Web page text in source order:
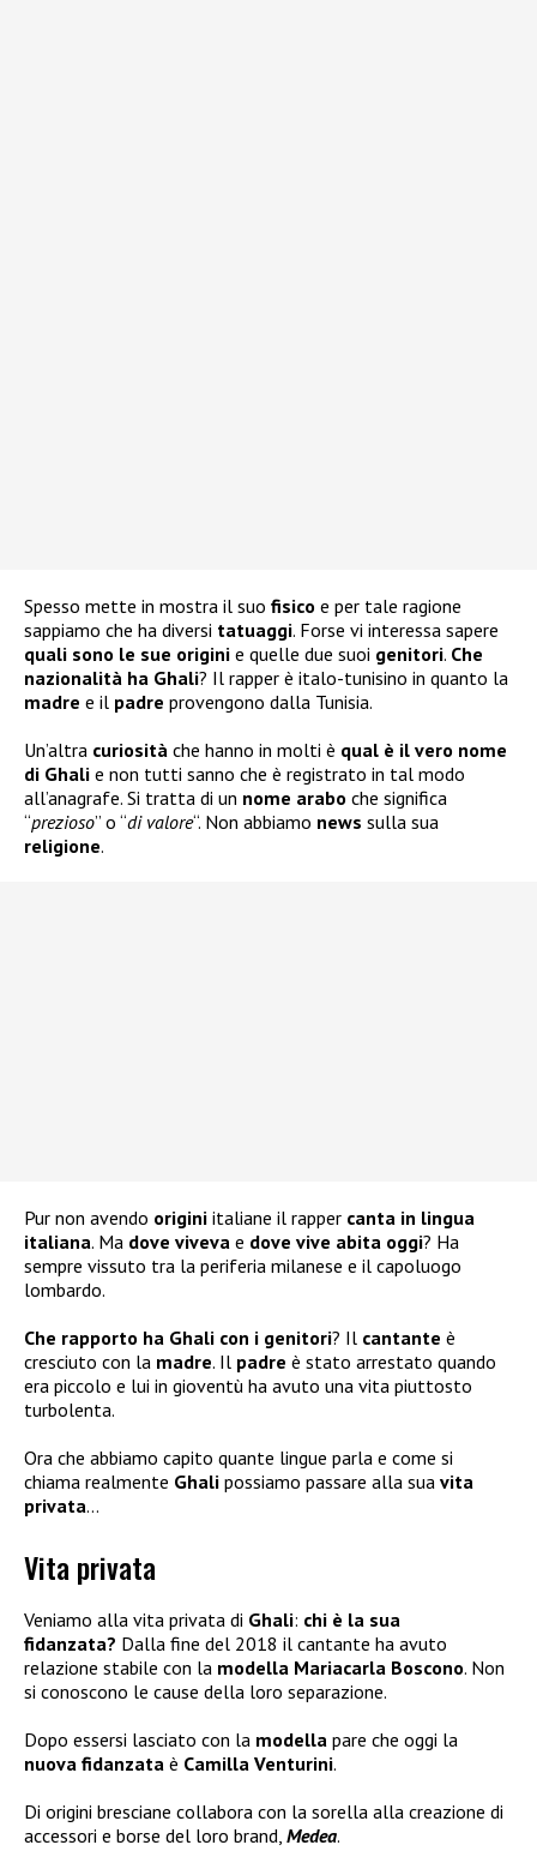
Spesso mette in mostra il suo fisico e per tale ragione
sappiamo che ha diversi tatuaggi. Forse vi interessa sapere
quali sono le sue origini e quelle due suoi genitori. Che
nazionalità ha Ghali? Il rapper è italo-tunisino in quanto la
madre e il padre provengono dalla Tunisia.
Un’altra curiosità che hanno in molti è qual è il vero nome
di Ghali e non tutti sanno che è registrato in tal modo
all’anagrafe. Si tratta di un nome arabo che significa
“prezioso” o “di valore“. Non abbiamo news sulla sua
religione.
Pur non avendo origini italiane il rapper canta in lingua
italiana. Ma dove viveva e dove vive abita oggi? Ha
sempre vissuto tra la periferia milanese e il capoluogo
lombardo.
Che rapporto ha Ghali con i genitori? Il cantante è
cresciuto con la madre. Il padre è stato arrestato quando
era piccolo e lui in gioventù ha avuto una vita piuttosto
turbolenta.
Ora che abbiamo capito quante lingue parla e come si
chiama realmente Ghali possiamo passare alla sua vita
privata…
Vita privata
Veniamo alla vita privata di Ghali: chi è la sua
fidanzata? Dalla fine del 2018 il cantante ha avuto
relazione stabile con la modella Mariacarla Boscono. Non
si conoscono le cause della loro separazione.
Dopo essersi lasciato con la modella pare che oggi la
nuova fidanzata è Camilla Venturini.
Di origini bresciane collabora con la sorella alla creazione di
accessori e borse del loro brand, Medea.